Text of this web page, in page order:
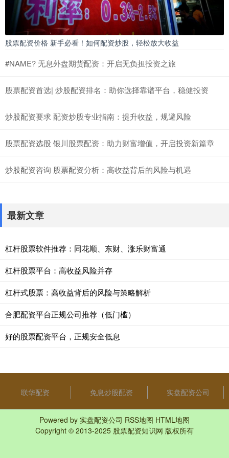
股票配资价格 新手必看！如何配资炒股，轻松放大收益
#NAME? 无息外盘期货配资：开启无负担投资之旅
股票配资首选| 炒股配资排名：助你选择靠谱平台，稳健投资
炒股配资要求 配资炒股专业指南：提升收益，规避风险
股票配资选股 银川股票配资：助力财富增值，开启投资新篇章
炒股配资咨询 股票配资分析：高收益背后的风险与机遇
最新文章
杠杆股票软件推荐：同花顺、东财、涨乐财富通
杠杆股票平台：高收益风险并存
杠杆式股票：高收益背后的风险与策略解析
合肥配资平台正规公司推荐（低门槛）
好的股票配资平台，正规安全低息
联华配资 免息炒股配资 实盘配资公司
Powered by 实盘配资公司 RSS地图 HTML地图
Copyright © 2013-2025 股票配资知识网 版权所有